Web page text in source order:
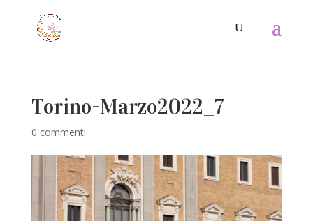
Torino-Marzo2022_7
0 commenti